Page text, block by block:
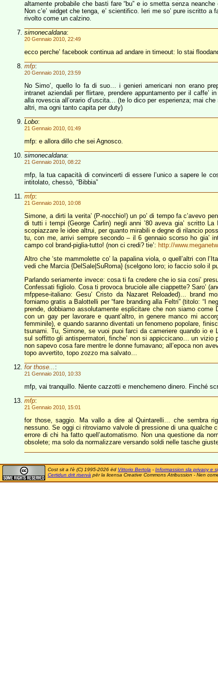
altamente probabile che basti fare “bu” e io smetta senza
Non c’e’ widget che tenga, e’ scientifico. Ieri me so’ pure iscritto
rivolto come un calzino.
simonecaldana:
20 Gennaio 2010, 22:49
ecco perche’ facebook continua ad andare in timeout: lo stai
mfp:
20 Gennaio 2010, 23:59
No Simo’, quello lo fa di suo… i genieri americani non erano
intranet aziendali per flirtare, prendere appuntamento per il caffe’
alla rovescia all’orario d’uscita… (te lo dico per esperienza; mai
altri, ma ogni tanto capita per duty)
Lobo:
21 Gennaio 2010, 01:49
mfp: e allora dillo che sei Agnosco.
simonecaldana:
21 Gennaio 2010, 08:22
mfp, la tua capacità di convincerti di essere l’unico a sapere le
intitolato, chessò, “Bibbia”
mfp:
21 Gennaio 2010, 10:08
Simone, a dirti la verita’ (P-nocchio!) un po’ di tempo fa c’avevo
di tutti i tempi (George Carlin) negli anni ’80 aveva gia’ scritto
scopiazzare le idee altrui, per quanto mirabili e degne di rilancio
tu, con me, arrivi sempre secondo – il 6 gennaio scorso ho gia’
campo col brand-piglia-tutto! (non ci credi? tie’: http://
Altro che ‘ste mammolette co’ la papalina viola, o quell’altri con
vedi che Marcia {DelSale|SuRoma} (scelgono loro; io faccio solo il
Parlando seriamente invece: cosa ti fa credere che io sia cosi’
Confessati figliolo. Cosa ti provoca bruciole alle ciappette? Saro’
mfppese-italiano: Gesu’ Cristo da Nazaret Reloaded)… brand
forniamo gratis a Balottelli per “fare branding alla Feltri” (titolo: “I
prende, dobbiamo assolutamente esplicitare che non siamo
con un gay per lavorare e quant’altro, in genere manco mi
femminile), e quando saranno diventati un fenomeno popolare,
tsunami. Tu, Simone, se vuoi puoi farci da cameriere quando io
sul soffitto gli antispermatori, finche’ non si appiccicano… un vizio
non sapevo cosa fare mentre le donne fumavano; all’epoca non
topo avvertito, topo zozzo ma salvato…
for those... :
21 Gennaio 2010, 10:33
mfp, vai tranquillo. Niente cazzotti e menchemeno dinero. Finché
mfp:
21 Gennaio 2010, 15:01
for those, saggio. Ma vallo a dire al Quintarelli… che sembra
nessuno. Se oggi ci ritroviamo valvole di pressione di una qualche
errore di chi ha fatto quell’automatismo. Non una questione da
obsolete; ma solo da normalizzare versando soldi nelle tasche
Cost sit a l'è (C) 1995-2026 ëd Vittorio Bertola - Informassion sla privacy e
Certidun drit riservà për la licensa Creative Commons Atribussion - Nen